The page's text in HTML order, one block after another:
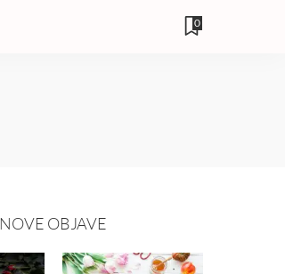
0
NOVE OBJAVE